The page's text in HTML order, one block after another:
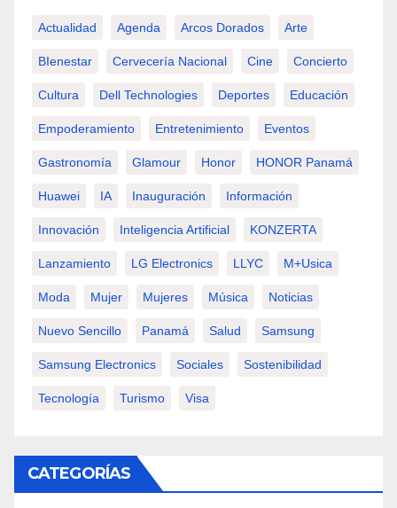
Actualidad Agenda Arcos Dorados Arte
BIenestar Cervecería Nacional Cine Concierto
Cultura Dell Technologies Deportes Educación
Empoderamiento Entretenimiento Eventos
Gastronomía Glamour Honor HONOR Panamá
Huawei IA Inauguración Información
Innovación Inteligencia Artificial KONZERTA
Lanzamiento LG Electronics LLYC M+usica
Moda Mujer Mujeres Música Noticias
Nuevo Sencillo Panamá Salud Samsung
Samsung Electronics Sociales Sostenibilidad
Tecnología Turismo Visa
CATEGORÍAS